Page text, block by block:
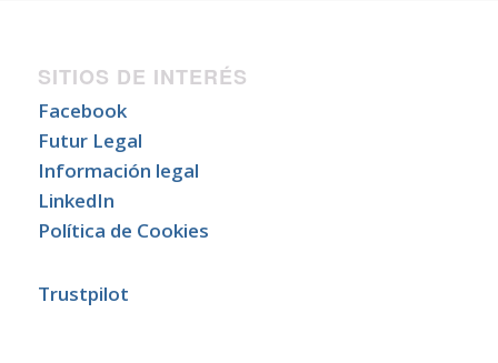
SITIOS DE INTERÉS
Facebook
Futur Legal
Información legal
LinkedIn
Política de Cookies
Trustpilot